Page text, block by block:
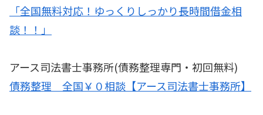
「全国無料対応！ゆっくりしっかり長時間借金相
談！！」
アース司法書士事務所(債務整理専門・初回無料)
債務整理 全国￥０相談【アース司法書士事務所】